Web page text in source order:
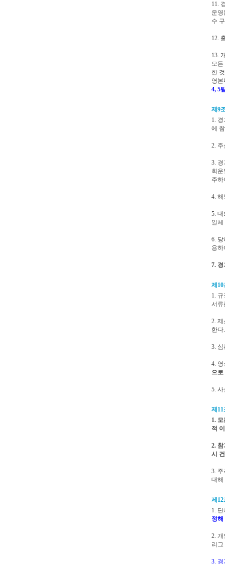
11.
운
수
12.
13.
모든
한
영
4, 5
제9
1.
에
2.
3.
회
주
4.
5.
일체
6.
용
7.
제
1.
서류
2.
한다.
3.
4. 영
으로
5.
제
1.
적
2.
시
3.
대해
제
1.
정해
2.
리그
3.